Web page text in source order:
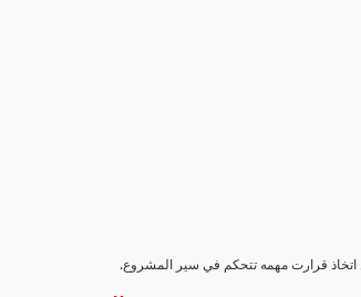
اتخاذ قرارت مهمه تتحكم في سير المشروع.